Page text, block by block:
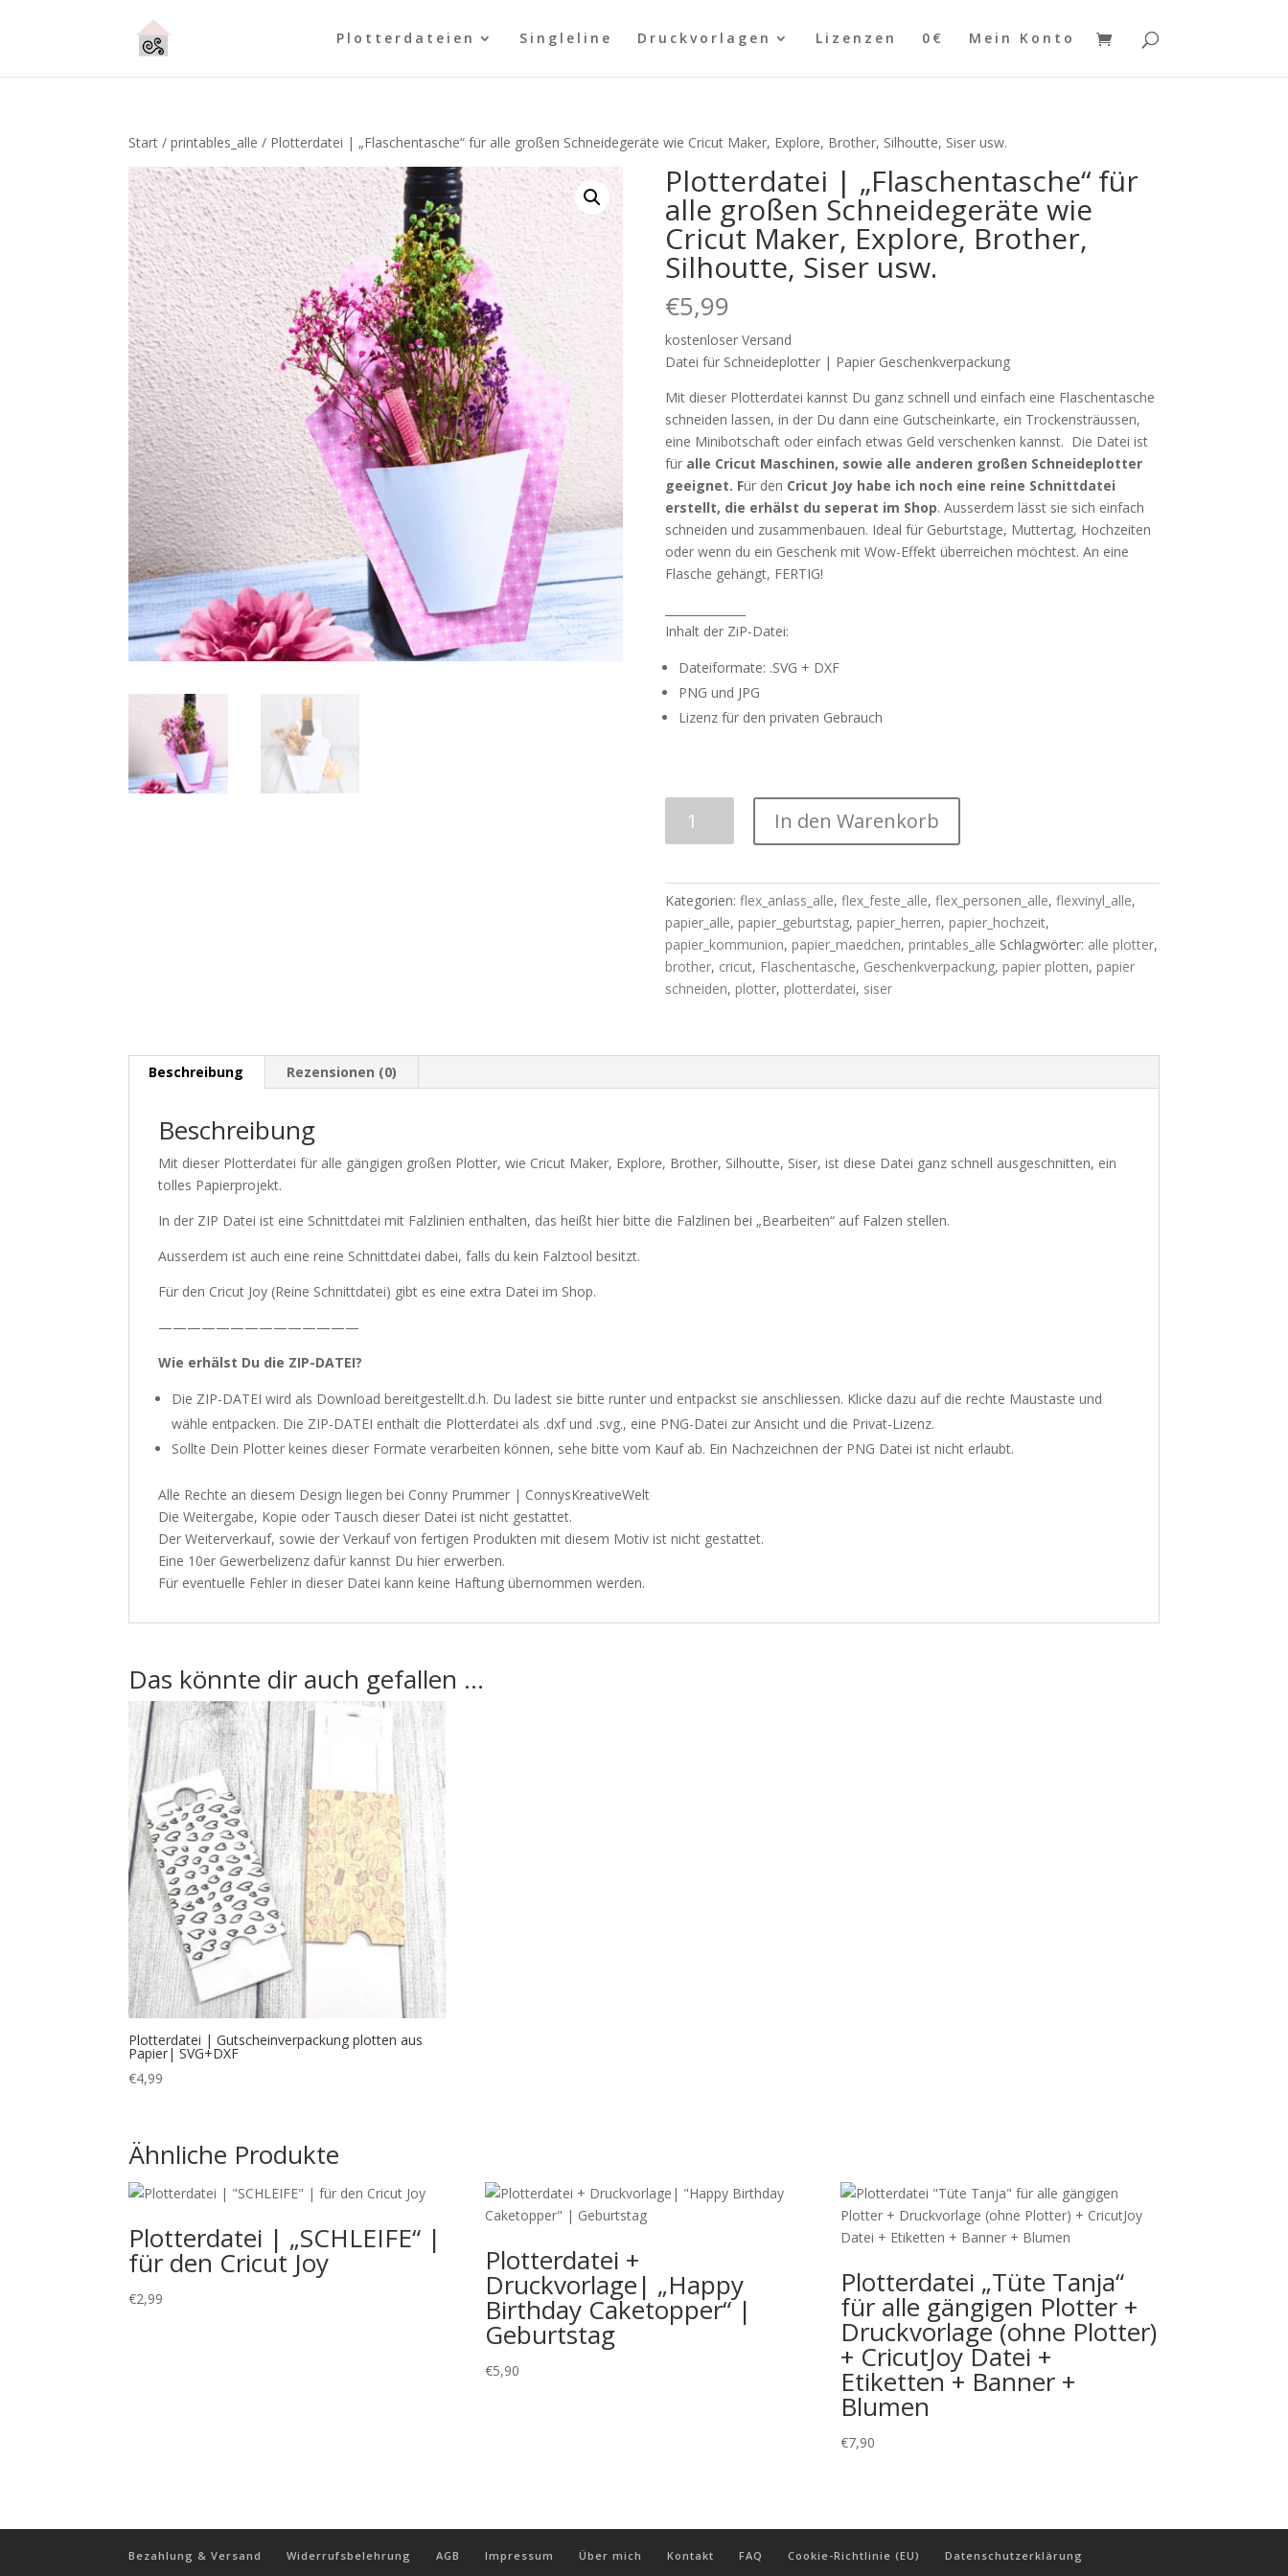
Plotterdateien Singleline Druckvorlagen Lizenzen 0€ Mein Konto
Start /printables_alle / Plotterdatei | „Flaschentasche“ für alle großen Schneidegeräte wie Cricut Maker, Explore, Brother, Silhoutte, Siser usw.
Plotterdatei | „Flaschentasche“ für
alle großen Schneidegeräte wie
Cricut Maker, Explore, Brother,
Silhoutte, Siser usw.
€5,99
kostenloser Versand
Datei für Schneideplotter | Papier Geschenkverpackung
Mit dieser Plotterdatei kannst Du ganz schnell und einfach eine Flaschentasche
schneiden lassen, in der Du dann eine Gutscheinkarte, ein Trockensträussen,
eine Minibotschaft oder einfach etwas Geld verschenken kannst. Die Datei ist
für alle Cricut Maschinen, sowie alle anderen großen Schneideplotter
geeignet. Für den Cricut Joy habe ich noch eine reine Schnittdatei
erstellt, die erhälst du seperat im Shop. Ausserdem lässt sie sich einfach
schneiden und zusammenbauen. Ideal für Geburtstage, Muttertag, Hochzeiten
oder wenn du ein Geschenk mit Wow-Effekt überreichen möchtest. An eine
Flasche gehängt, FERTIG!
Inhalt der ZiP-Datei:
Dateiformate: .SVG + DXF
PNG und JPG
Lizenz für den privaten Gebrauch
"Flaschentasche"
alle
großen
Schneidegeräte
wie
Cricut
Siser
In den Warenkorb
Kategorien: flex_anlass_alle, flex_feste_alle, flex_personen_alle, flexvinyl_alle,
papier_alle, papier_geburtstag, papier_herren, papier_hochzeit,
papier_kommunion, papier_maedchen, printables_alle Schlagwörter: alle plotter,
brother, cricut, Flaschentasche, Geschenkverpackung, papier plotten, papier
schneiden, plotter, plotterdatei, siser
Beschreibung Rezensionen (0)
Beschreibung
Mit dieser Plotterdatei für alle gängigen großen Plotter, wie Cricut Maker, Explore, Brother, Silhoutte, Siser, ist diese Datei ganz schnell ausgeschnitten, ein
tolles Papierprojekt.
In der ZIP Datei ist eine Schnittdatei mit Falzlinien enthalten, das heißt hier bitte die Falzlinen bei „Bearbeiten“ auf Falzen stellen.
Ausserdem ist auch eine reine Schnittdatei dabei, falls du kein Falztool besitzt.
Für den Cricut Joy (Reine Schnittdatei) gibt es eine extra Datei im Shop.
——————————————
Wie erhälst Du die ZIP-DATEI?
Die ZIP-DATEI wird als Download bereitgestellt.d.h. Du ladest sie bitte runter und entpackst sie anschliessen. Klicke dazu auf die rechte Maustaste und
wähle entpacken. Die ZIP-DATEI enthält die Plotterdatei als .dxf und .svg., eine PNG-Datei zur Ansicht und die Privat-Lizenz.
Sollte Dein Plotter keines dieser Formate verarbeiten können, sehe bitte vom Kauf ab. Ein Nachzeichnen der PNG Datei ist nicht erlaubt.
Alle Rechte an diesem Design liegen bei Conny Prummer | ConnysKreativeWelt
Die Weitergabe, Kopie oder Tausch dieser Datei ist nicht gestattet.
Der Weiterverkauf, sowie der Verkauf von fertigen Produkten mit diesem Motiv ist nicht gestattet.
Eine 10er Gewerbelizenz dafür kannst Duhier erwerben.
Für eventuelle Fehler in dieser Datei kann keine Haftung übernommen werden.
Das könnte dir auch gefallen …
Plotterdatei | Gutscheinverpackung plotten aus
Papier| SVG+DXF
€4,99
Ähnliche Produkte
Plotterdatei | „SCHLEIFE“ |
für den Cricut Joy
€2,99
Plotterdatei +
Druckvorlage| „Happy
Birthday Caketopper“ |
Geburtstag
€5,90
Plotterdatei „Tüte Tanja“
für alle gängigen Plotter +
Druckvorlage (ohne Plotter)
+ CricutJoy Datei +
Etiketten + Banner +
Blumen
€7,90
Bezahlung & Versand Widerrufsbelehrung AGB Impressum Über mich Kontakt FAQ Cookie-Richtlinie (EU) Datenschutzerklärung